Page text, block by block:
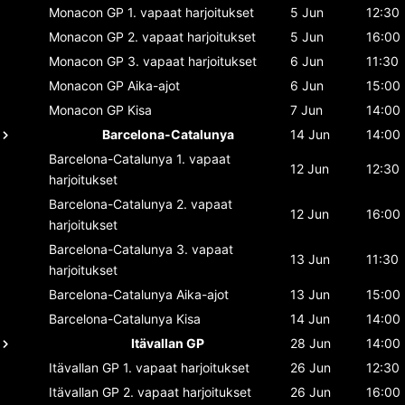
Monacon GP 1. vapaat harjoitukset 5 Jun
12:30
Monacon GP 2. vapaat harjoitukset 5 Jun
16:00
Monacon GP 3. vapaat harjoitukset 6 Jun
11:30
Monacon GP Aika-ajot 6 Jun
15:00
Monacon GP Kisa 7 Jun
14:00
Barcelona-Catalunya
14 Jun
14:00
Barcelona-Catalunya 1. vapaat
harjoitukset
12 Jun 12:30
Barcelona-Catalunya 2. vapaat
harjoitukset
12 Jun 16:00
Barcelona-Catalunya 3. vapaat
harjoitukset
13 Jun 11:30
Barcelona-Catalunya Aika-ajot 13 Jun
15:00
Barcelona-Catalunya Kisa 14 Jun
14:00
Itävallan GP
28 Jun
14:00
Itävallan GP 1. vapaat harjoitukset 26 Jun
12:30
Itävallan GP 2. vapaat harjoitukset 26 Jun
16:00